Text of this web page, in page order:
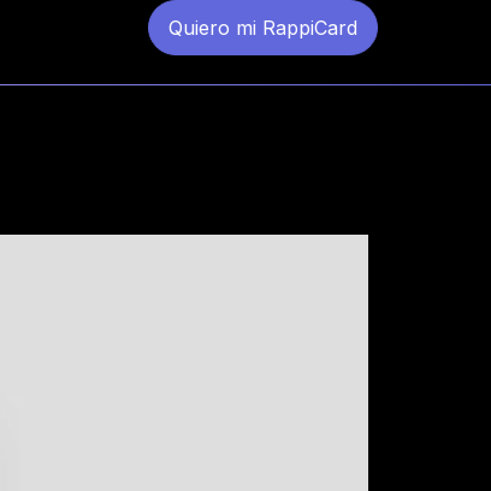
Quiero mi RappiCard